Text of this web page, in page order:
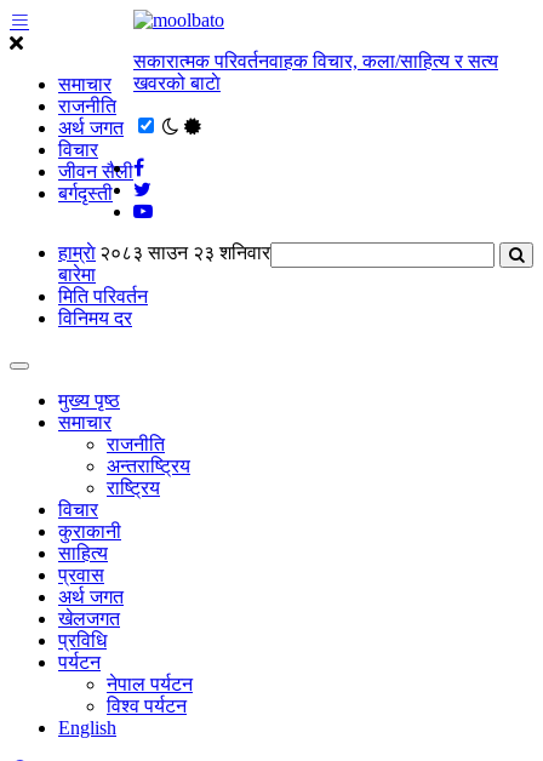
समाचार
राजनीति
अर्थ जगत
विचार
जीवन सैली
बर्गदृस्ती
सकारात्मक परिवर्तनवाहक विचार, कला/साहित्य र सत्य
खवरको बाटाे
२०८३ साउन २३ शनिवार
हाम्राे
बारेमा
मिति परिवर्तन
विनिमय दर
मुख्य पृष्ठ
समाचार
राजनीति
अन्तराष्ट्रिय
राष्ट्रिय
विचार
कुराकानी
साहित्य
प्रवास
अर्थ जगत
खेलजगत
प्रविधि
पर्यटन
नेपाल पर्यटन
विश्व पर्यटन
English